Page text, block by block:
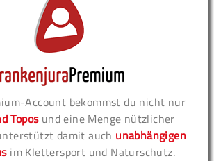
Account bekommst du nicht nur
Toposund eine Menge nützlicher
damit auch unabhängigen
im Klettersport und Naturschutz.